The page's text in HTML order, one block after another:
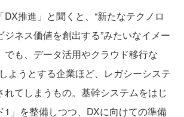
DX推進」と聞くと、“新たなテクノロ
ジネス価値を創出する”みたいなイメー
でも、データ活用やクラウド移行な
ようとする企業ほど、レガシーシステ
れてしまうもの。基幹システムをはじ
1」を整備しつつ、DXに向けての準備